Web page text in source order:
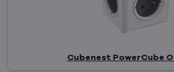
Cubenest PowerCube